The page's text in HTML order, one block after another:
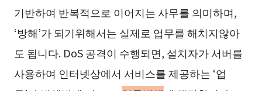
기반하여 반복적으로 이어지는 사무를 의미하며,
‘방해’가 되기위해서는 실제로 업무를 해치지않아
도 됩니다. DoS 공격이 수행되면, 설치자가 서버를
사용하여 인터넷상에서 서비스를 제공하는 ‘업